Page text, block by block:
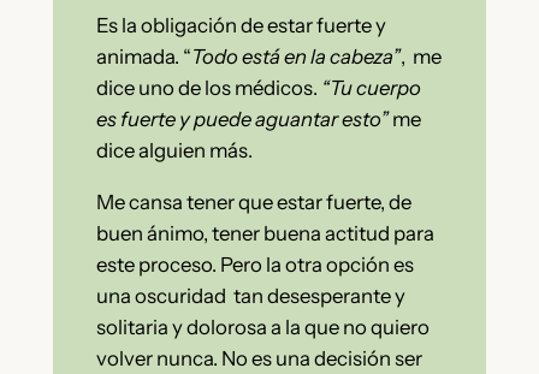
Es la obligación de estar fuerte y
animada. “Todo está en la cabeza”, me
dice uno de los médicos. “Tu cuerpo
es fuerte y puede aguantar esto”me
dice alguien más.
Me cansa tener que estar fuerte, de
buen ánimo, tener buena actitud para
este proceso. Pero la otra opción es
una oscuridad tan desesperante y
solitaria y dolorosa a la que no quiero
volver nunca. No es una decisión ser